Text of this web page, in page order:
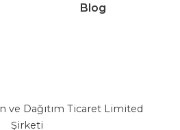
Blog
ve Dağıtım Ticaret Limited
Şirketi